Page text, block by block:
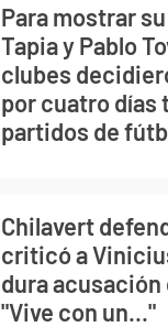
Para mostrar
Tapia y Pablo
clubes
por cuatro días
partidos de
Chilavert
criticó a
dura
"Vive con un..."